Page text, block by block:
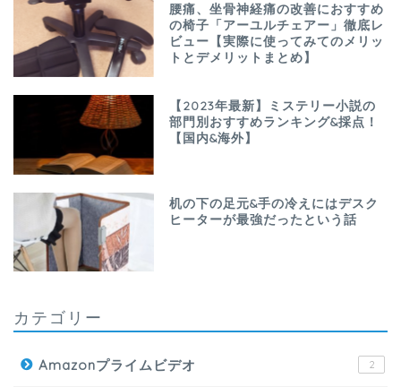
腰痛、坐骨神経痛の改善におすすめ
の椅子「アーユルチェアー」徹底レ
ビュー【実際に使ってみてのメリッ
トとデメリットまとめ】
【2023年最新】ミステリー小説の
部門別おすすめランキング&採点！
【国内&海外】
机の下の足元&手の冷えにはデスク
ヒーターが最強だったという話
カテゴリー
Amazonプライムビデオ 2